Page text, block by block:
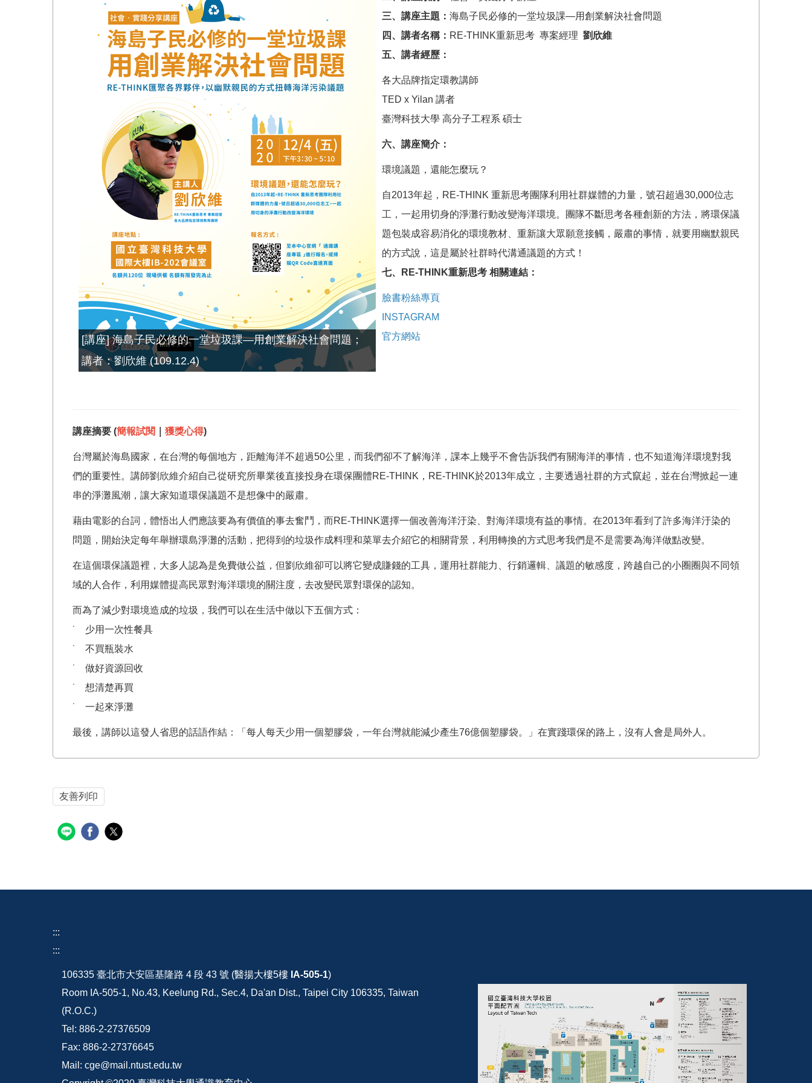
[講座] 海島子民必修的一堂垃圾課—用創業解決社會問題；
講者：劉欣維 (109.12.4)
三、講座主題： 海島子民必修的一堂垃圾課—用創業解決社會問題
四、講者名稱： RE-THINK重新思考 專案經理 劉欣維
五、講者經歷：
各大品牌指定環教講師
TED x Yilan 講者
臺灣科技大學 高分子工程系 碩士
六、講座簡介：
環境議題，還能怎麼玩？
自2013年起，RE-THINK 重新思考團隊利用社群媒體的力量，號召超過30,000位志
工，一起用切身的淨灘行動改變海洋環境。團隊不斷思考各種創新的方法，將環保議
題包裝成容易消化的環境教材、重新讓大眾願意接觸，嚴肅的事情，就要用幽默親民
的方式說，這是屬於社群時代溝通議題的方式！
七、RE-THINK重新思考 相關連結：
臉書粉絲專頁
INSTAGRAM
官方網站
講座摘要 (簡報試閱 獲獎心得)
台灣屬於海島國家，在台灣的每個地方，距離海洋不超過50公里，而我們卻不了解海洋，課本上幾乎不會告訴我們有關海洋的事情，也不知道海洋環境對我
們的重要性。講師劉欣維介紹自己從研究所畢業後直接投身在環保團體RE-THINK，RE-THINK於2013年成立，主要透過社群的方式竄起，並在台灣掀起一連
串的淨灘風潮，讓大家知道環保議題不是想像中的嚴肅。
藉由電影的台詞，體悟出人們應該要為有價值的事去奮鬥，而RE-THINK選擇一個改善海洋汙染、對海洋環境有益的事情。在2013年看到了許多海洋汙染的
問題，開始決定每年舉辦環島淨灘的活動，把得到的垃圾作成料理和菜單去介紹它的相關背景，利用轉換的方式思考我們是不是需要為海洋做點改變。
在這個環保議題裡，大多人認為是免費做公益，但劉欣維卻可以將它變成賺錢的工具，運用社群能力、行銷邏輯、議題的敏感度，跨越自己的小圈圈與不同領
域的人合作，利用媒體提高民眾對海洋環境的關注度，去改變民眾對環保的認知。
而為了減少對環境造成的垃圾，我們可以在生活中做以下五個方式：
˙ 少用一次性餐具
˙ 不買瓶裝水
˙ 做好資源回收
˙ 想清楚再買
˙ 一起來淨灘
最後，講師以這發人省思的話語作結：「每人每天少用一個塑膠袋，一年台灣就能減少產生76億個塑膠袋。」在實踐環保的路上，沒有人會是局外人。
友善列印
:::
:::
106335 臺北市大安區基隆路 4 段 43 號 (醫揚大樓5樓 IA-505-1)
Room IA-505-1, No.43, Keelung Rd., Sec.4, Da'an Dist., Taipei City 106335, Taiwan
(R.O.C.)
Tel: 886-2-27376509
Fax: 886-2-27376645
Mail: cge@mail.ntust.edu.tw